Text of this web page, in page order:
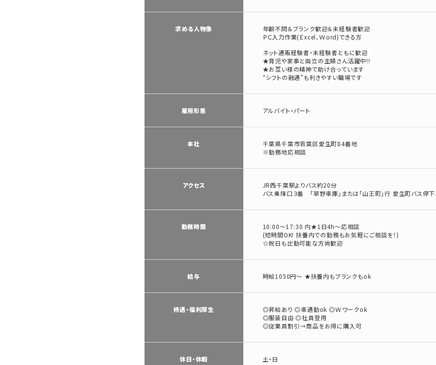
求める人物像
年齢不問＆ブランク歓迎＆未経験者歓迎
ＰＣ入力作業(Ｅxcel、Ｗord)できる方
ネット通販経験者・未経験者ともに歓迎
★育児や家事と両立の主婦さん活躍中!!
★お互い様の精神で助け合っています
“シフトの融通”も利きやすい職場です
雇用形態 アルバイト・パート
本社
千葉県千葉市若葉区愛生町84番地
※勤務地応相談
アクセス
JR西千葉駅よりバス約20分
バス乗降口３番 「草野車庫」または「山王町」行 愛生町バス停
勤務時間
10:00～17:30 内★1日4h～応相談
(短時間OK! 扶養内での勤務もお気軽にご相談を！)
☆祝日も出勤可能な方尚歓迎
給与 時給1050円～ ★扶養内もブランクもok
待遇・福利厚生
◎昇給あり ◎車通勤ok ◎Ｗワークok
◎服装自由 ◎社員登用
◎従業員割引→商品をお得に購入可
休日・休暇 土・日